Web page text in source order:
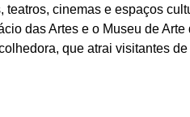
cinemas e espaços
das Artes e o Museu de
que atrai visitantes